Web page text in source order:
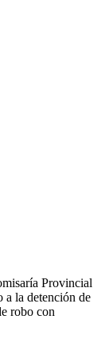
Provincial
a la detención de
robo con